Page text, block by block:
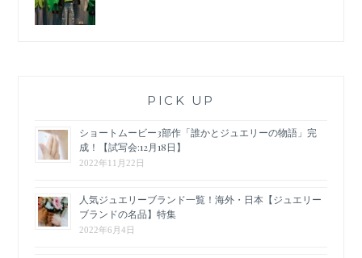
PICK UP
ショートムービー3部作「誰かとジュエリーの物語」完
成！【試写会:12月18日】
2022年11月22日
人気ジュエリーブランド一覧！海外・日本【ジュエリー
ブランドの名品】特集
2022年6月4日